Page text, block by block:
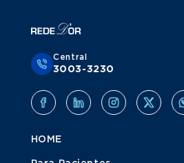
Central
3003-3230
HOME